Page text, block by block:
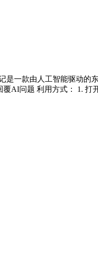
款由人工智能驱动的
AI问题 利用方式： 1.